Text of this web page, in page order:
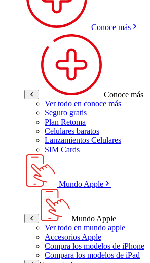
Conoce más
Conoce más
Ver todo en conoce más
Seguro gratis
Plan Retoma
Celulares baratos
Lanzamientos Celulares
SIM Cards
Mundo Apple
Mundo Apple
Ver todo en mundo apple
Accesorios Apple
Compra los modelos de iPhone
Compara los modelos de iPad